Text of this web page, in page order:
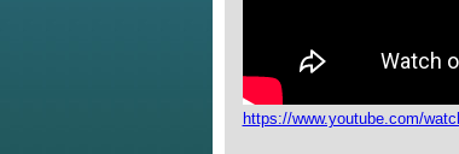
https://www.youtube.com/